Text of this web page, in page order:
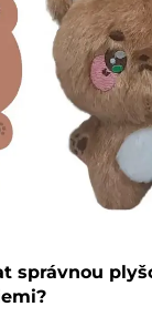
správnou